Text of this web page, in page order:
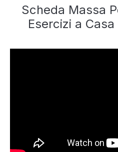
Scheda Massa
Esercizi a